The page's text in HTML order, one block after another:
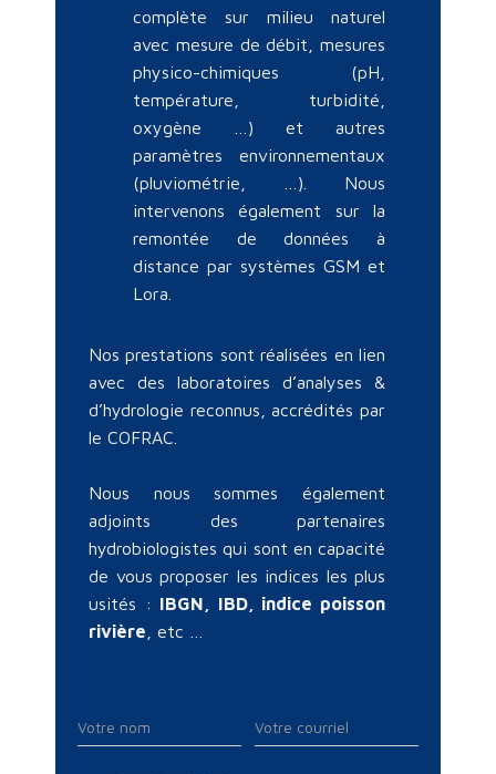
complète sur milieu naturel
avec mesure de débit, mesures
physico-chimiques (pH,
température, turbidité,
oxygène …) et autres
paramètres environnementaux
(pluviométrie, …). Nous
intervenons également sur la
remontée de données à
distance par systèmes GSM et
Lora.
Nos prestations sont réalisées en lien
avec des laboratoires d’analyses &
d’hydrologie reconnus, accrédités par
le COFRAC.
Nous nous sommes également
adjoints des partenaires
hydrobiologistes qui sont en capacité
de vous proposer les indices les plus
usités : IBGN, IBD, indice poisson
rivière , etc …